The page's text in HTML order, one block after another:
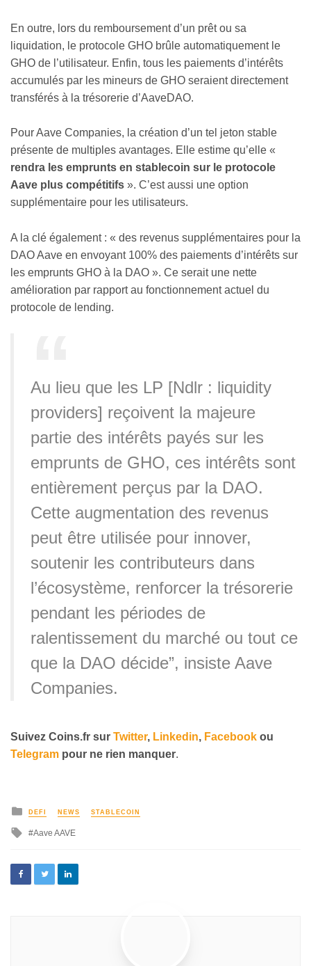
En outre, lors du remboursement d’un prêt ou sa
liquidation, le protocole GHO brûle automatiquement le
GHO de l’utilisateur. Enfin, tous les paiements d’intérêts
accumulés par les mineurs de GHO seraient directement
transférés à la trésorerie d’AaveDAO.
Pour Aave Companies, la création d’un tel jeton stable
présente de multiples avantages. Elle estime qu’elle «
rendra les emprunts en stablecoin sur le protocole
Aave plus compétitifs ». C’est aussi une option
supplémentaire pour les utilisateurs.
A la clé également : « des revenus supplémentaires pour la
DAO Aave en envoyant 100% des paiements d’intérêts sur
les emprunts GHO à la DAO ». Ce serait une nette
amélioration par rapport au fonctionnement actuel du
protocole de lending.
Au lieu que les LP [Ndlr : liquidity
providers] reçoivent la majeure
partie des intérêts payés sur les
emprunts de GHO, ces intérêts sont
entièrement perçus par la DAO.
Cette augmentation des revenus
peut être utilisée pour innover,
soutenir les contributeurs dans
l’écosystème, renforcer la trésorerie
pendant les périodes de
ralentissement du marché ou tout ce
que la DAO décide”, insiste Aave
Companies.
Suivez Coins.fr sur Twitter, Linkedin, Facebook ou
Telegram pour ne rien manquer.
DEFI NEWS STABLECOIN
Aave AAVE